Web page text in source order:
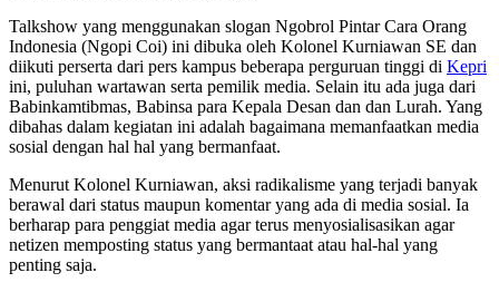
Talkshow yang menggunakan slogan Ngobrol Pintar Cara Orang
Indonesia (Ngopi Coi) ini dibuka oleh Kolonel Kurniawan SE dan
diikuti perserta dari pers kampus beberapa perguruan tinggi di Kepri
ini, puluhan wartawan serta pemilik media. Selain itu ada juga dari
Babinkamtibmas, Babinsa para Kepala Desan dan dan Lurah. Yang
dibahas dalam kegiatan ini adalah bagaimana memanfaatkan media
sosial dengan hal hal yang bermanfaat.
Menurut Kolonel Kurniawan, aksi radikalisme yang terjadi banyak
berawal dari status maupun komentar yang ada di media sosial. Ia
berharap para penggiat media agar terus menyosialisasikan agar
netizen memposting status yang bermantaat atau hal-hal yang
penting saja.